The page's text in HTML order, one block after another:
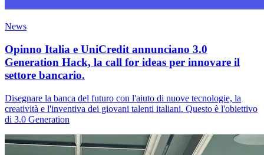
News
Opinno Italia e UniCredit annunciano 3.0
Generation Hack, la call for ideas per innovare il
settore bancario.
Disegnare la banca del futuro con l'aiuto di nuove tecnologie, la
creatività e l'inventiva dei giovani talenti italiani. Questo è l'obiettivo
di 3.0 Generation